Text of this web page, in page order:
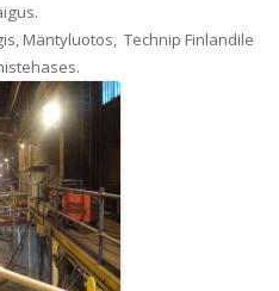
Mäntyluotos, Technip Finlandile